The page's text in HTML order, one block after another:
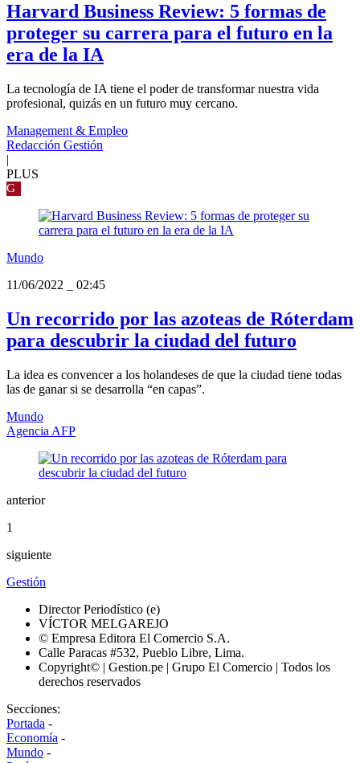
Harvard Business Review: 5 formas de
proteger su carrera para el futuro en la
era de la IA
La tecnología de IA tiene el poder de transformar nuestra vida
profesional, quizás en un futuro muy cercano.
Management & Empleo
Redacción Gestión
|
PLUS
G
Mundo
11/06/2022
02:45
Un recorrido por las azoteas de Róterdam
para descubrir la ciudad del futuro
La idea es convencer a los holandeses de que la ciudad tiene todas
las de ganar si se desarrolla “en capas”.
Mundo
Agencia AFP
anterior
1
siguiente
Gestión
Director Periodístico (e)
VÍCTOR MELGAREJO
© Empresa Editora El Comercio S.A.
Calle Paracas #532, Pueblo Libre, Lima.
Copyright© | Gestion.pe | Grupo El Comercio | Todos los
derechos reservados
Secciones:
Portada -
Economía -
Mundo -